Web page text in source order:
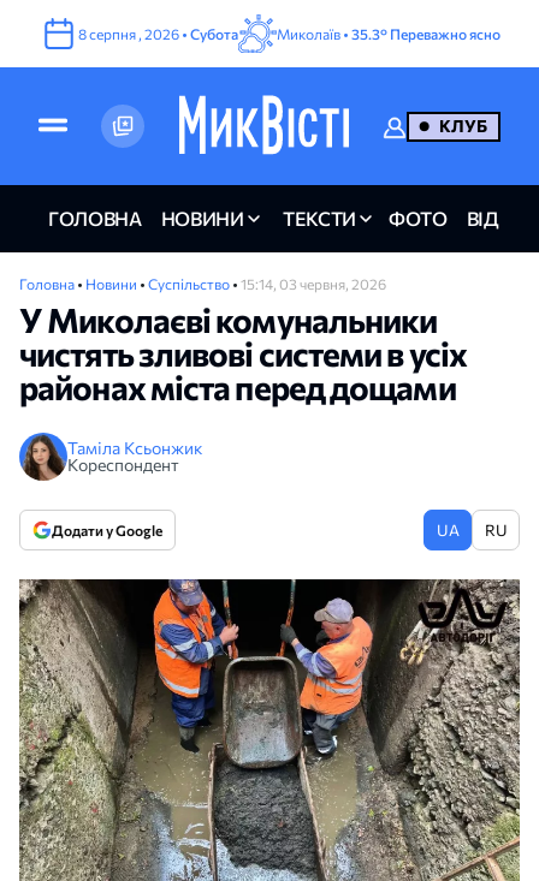
8серпня , 2026 • Субота Миколаїв • 35.3° Переважно ясно
КЛУБ
ГОЛОВНА НОВИНИ ТЕКСТИ ФОТО ВІДЕО
Головна • Новини • Суспільство • 15:14, 03 червня, 2026
У Миколаєві комунальники
чистять зливові системи в усіх
районах міста перед дощами
Таміла Ксьонжик
Кореспондент
Додати у Google UA RU